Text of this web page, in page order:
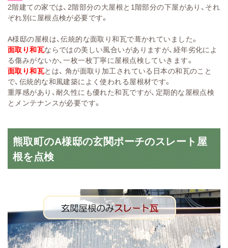
2階建ての家では、2階部分の大屋根と1階部分の下屋があり、それ
ぞれ別に屋根点検が必要です。
A様邸の屋根は、伝統的な面取り和瓦で葺かれていました。
面取り和瓦ならではの美しい風合いがありますが、経年劣化によ
る傷みがないか、一枚一枚丁寧に屋根点検していきます。
面取り和瓦とは、 角が面取り加工されている日本の和瓦のこと
で、伝統的な和風建築によく使われる屋根材です。
重厚感があり、耐久性にも優れた和瓦ですが、定期的な屋根点検
とメンテナンスが必要です。
熊取町のA様邸の玄関ポーチのスレート屋
根を点検